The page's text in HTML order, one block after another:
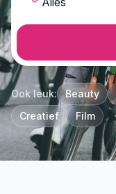
Ook leuk: Beauty
Creatief
Film